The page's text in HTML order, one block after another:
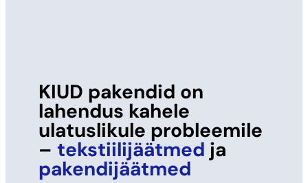
KIUD pakendid on
lahendus kahele
ulatuslikule probleemile
– tekstiilijäätmed ja
pakendijäätmed